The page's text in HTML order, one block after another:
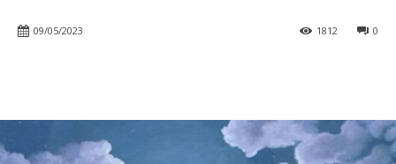
09/05/2023 0
1812